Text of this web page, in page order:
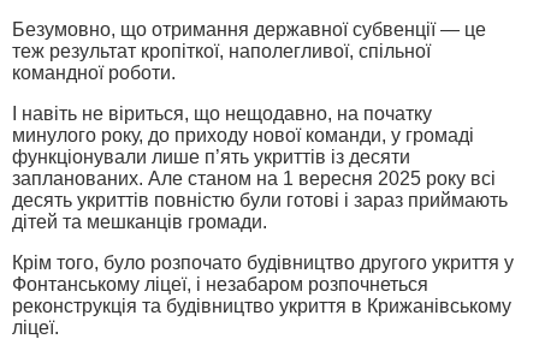
Безумовно, що отримання державної субвенції — це
теж результат кропіткої, наполегливої, спільної
командної роботи.
І навіть не віриться, що нещодавно, на початку
минулого року, до приходу нової команди, у громаді
функціонували лише п’ять укриттів із десяти
запланованих. Але станом на 1 вересня 2025 року всі
десять укриттів повністю були готові і зараз приймають
дітей та мешканців громади.
Крім того, було розпочато будівництво другого укриття у
Фонтанському ліцеї, і незабаром розпочнеться
реконструкція та будівництво укриття в Крижанівському
ліцеї.